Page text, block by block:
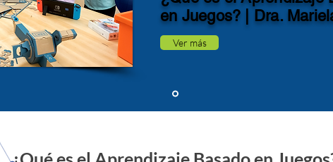
en Juegos? |
Dra.
Ver más